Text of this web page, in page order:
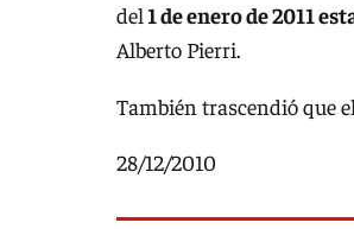
del1 de enero de 2011
Alberto Pierri.
También trascendió que
28/12/2010